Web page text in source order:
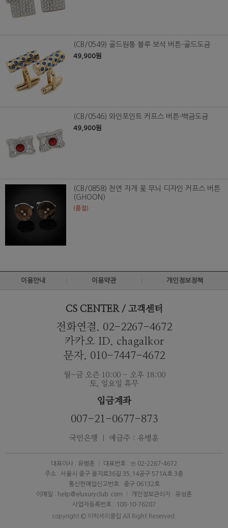
(CB/0549) 골드원통 블루 보석 버튼-골드도금
49,900원
(CB/0546) 와인포인트 커프스 버튼-백금도금
49,900원
(CB/0858) 천연 자개 꽃 무늬 디자인 커프스 버튼
(GHOON)
(품절)
이용안내 이용약관 개인정보정책
CS CENTER / 고객센터
전화연결. 02-2267-4672
카카오 ID. chagalkor
문자. 010-7447-4672
월~금 오즌 10:00 - 오후 18:00
토, 일요일 휴무
입금계좌
007-21-0677-873
국민은행 ｜ 예금주 : 유병훈
대표이사 : 유병훈
대표번호 : ☏ 02-2267-4672
주소 : 서울시 중구 을지로36길 35,14공구 571A호 3층
통신판매업신고번호 : 중구 06132호
이메일 : help@eluxuryclub.com
개인정보관리자 : 유성훈
사업자등록번호 : 108-10-76287
copyright © 이럭셔리클럽 All Right Reserved.